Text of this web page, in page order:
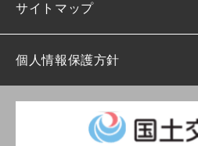
サイトマップ
個人情報保護方針